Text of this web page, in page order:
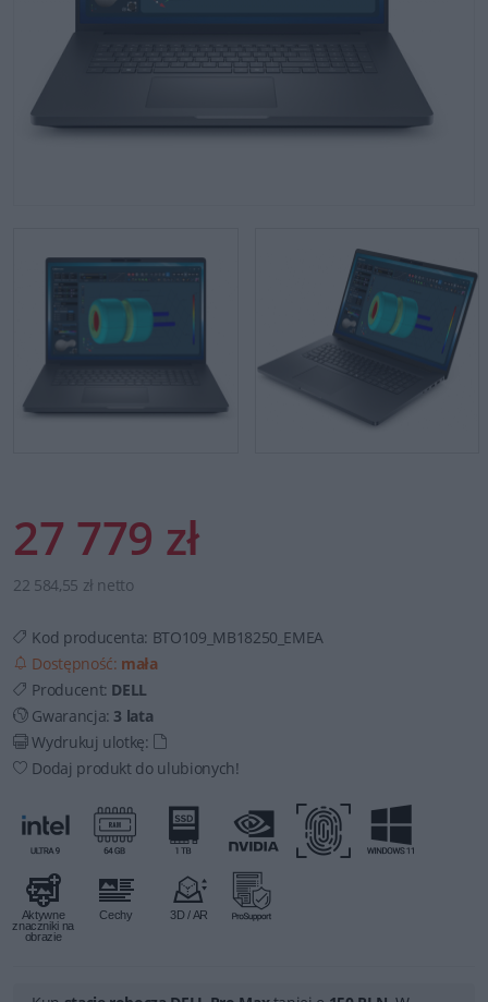
27 779 zł
22 584,55 zł netto
Kod producenta: BTO109_MB18250_EMEA
Dostępność: mała
Producent: DELL
Gwarancja:3 lata
Wydrukuj ulotkę:
Dodaj produkt do ulubionych!